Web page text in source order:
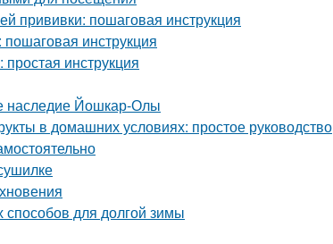
прививки: пошаговая инструкция
инструкция
инструкция
наследие Йошкар-Олы
в домашних условиях: простое руководство
для долгой зимы